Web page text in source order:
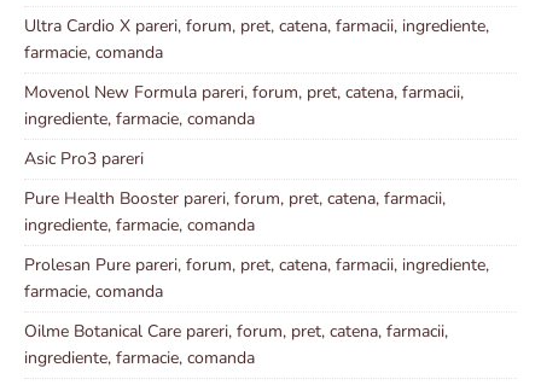
Ultra Cardio X pareri, forum, pret, catena, farmacii, ingrediente,
farmacie, comanda
Movenol New Formula pareri, forum, pret, catena, farmacii,
ingrediente, farmacie, comanda
Asic Pro3 pareri
Pure Health Booster pareri, forum, pret, catena, farmacii,
ingrediente, farmacie, comanda
Prolesan Pure pareri, forum, pret, catena, farmacii, ingrediente,
farmacie, comanda
Oilme Botanical Care pareri, forum, pret, catena, farmacii,
ingrediente, farmacie, comanda